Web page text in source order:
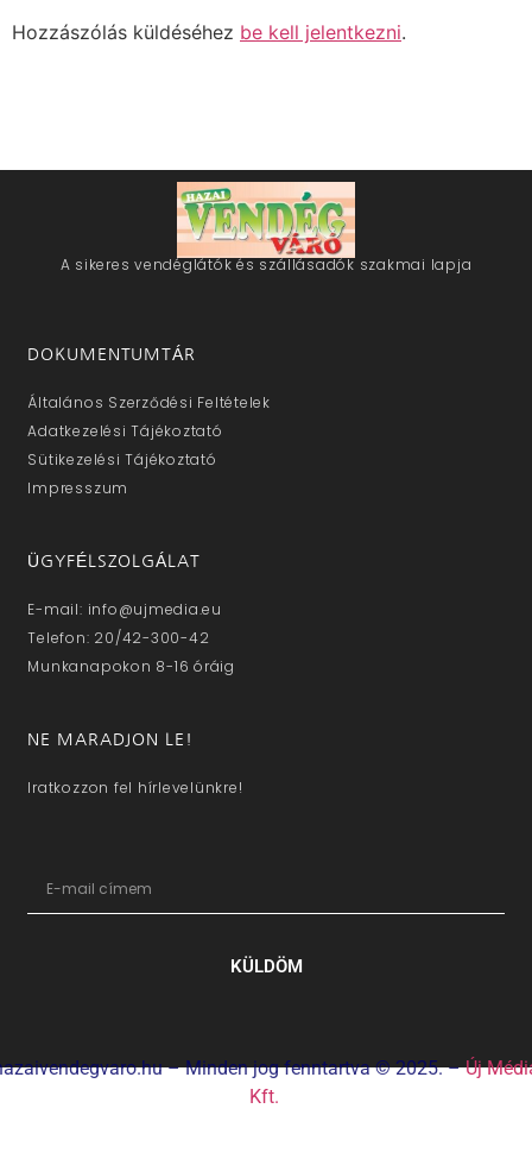
Hozzászólás küldéséhez be kell jelentkezni.
A sikeres vendéglátók és szállásadók szakmai lapja
DOKUMENTUMTÁR
Általános Szerződési Feltételek
Adatkezelési Tájékoztató
Sütikezelési Tájékoztató
Impresszum
ÜGYFÉLSZOLGÁLAT
E-mail: info@ujmedia.eu
Telefon: 20/42-300-42
Munkanapokon 8-16 óráig
NE MARADJON LE!
Iratkozzon fel hírlevelünkre!
KÜLDÖM
– Minden jog fenntartva © 2025. –Új
Kft.